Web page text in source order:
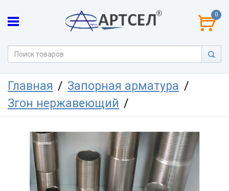
0
Главная
Запорная арматура
Згон нержавеющий